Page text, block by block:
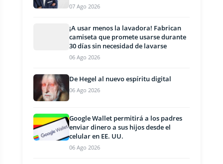
07 Ago 2026
¡A usar menos la lavadora! Fabrican
camiseta que promete usarse durante
30 días sin necesidad de lavarse
06 Ago 2026
De Hegel al nuevo espíritu digital
06 Ago 2026
Google Wallet permitirá a los padres
enviar dinero a sus hijos desde el
celular en EE. UU.
06 Ago 2026